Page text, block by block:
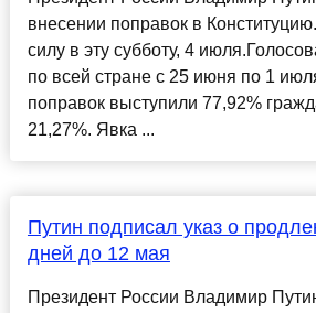
внесении поправок в
силу в эту субботу, 4
по всей стране с 25 июня по 1
поправок выступили 77,92%
21,27%. Явка ...
Путин подписал указ о
дней до 12 мая
Президент России Владимир